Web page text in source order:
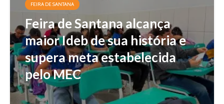
FEIRA DE SANTANA
Feira de Santana alcança
maior Ideb de sua história e
supera meta estabelecida
pelo MEC